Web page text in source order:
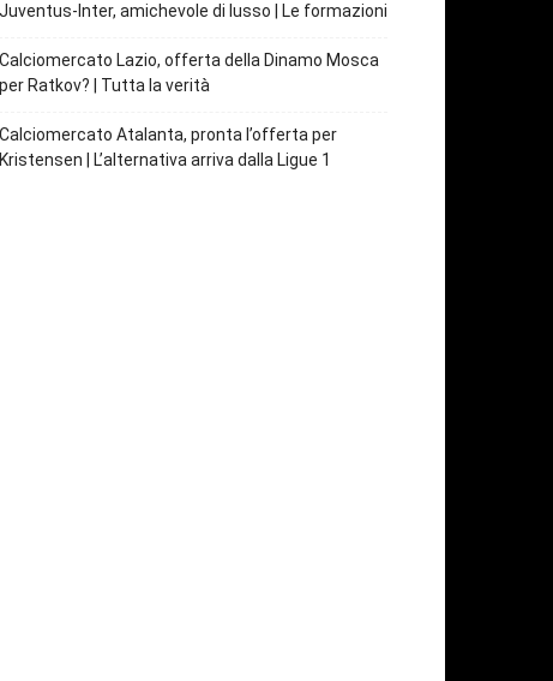
Juventus-Inter, amichevole di lusso | Le formazioni
Calciomercato Lazio, offerta della Dinamo Mosca
per Ratkov? | Tutta la verità
Calciomercato Atalanta, pronta l’offerta per
Kristensen | L’alternativa arriva dalla Ligue 1